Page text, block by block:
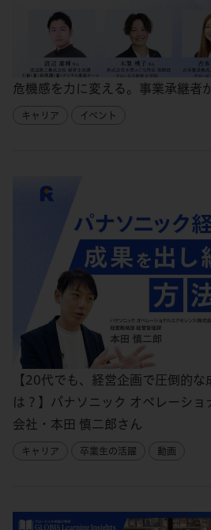
危機感を力に変える。事業承継者
キャリア イベント
【20代でも、経営企画で圧倒的な
は？】パナソニック オペレーショ
会社・本田 慎二郎さん
キャリア 卒業生の活躍 動画